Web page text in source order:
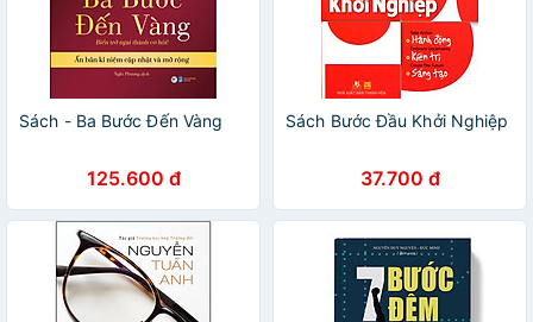
Sách - Ba Bước Đến Vàng
125.600 đ
Sách Bước Đầu Khởi Nghiệp
37.700 đ